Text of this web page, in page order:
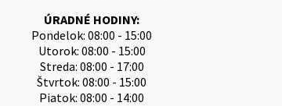
ÚRADNÉ HODINY:
Pondelok: 08:00 - 15:00
Utorok: 08:00 - 15:00
Streda: 08:00 - 17:00
Štvrtok: 08:00 - 15:00
Piatok: 08:00 - 14:00